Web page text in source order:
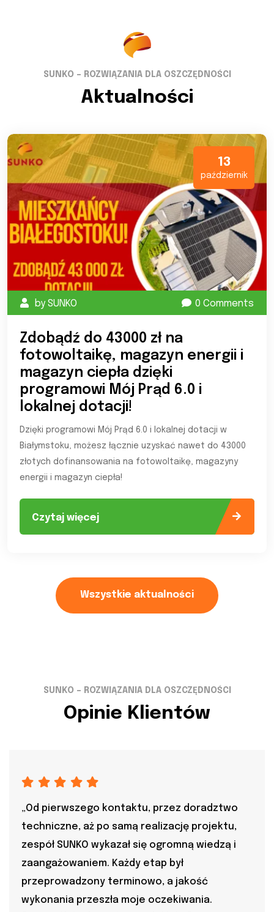
SUNKO – ROZWIĄZANIA DLA OSZCZĘDNOŚCI
Aktualności
by SUNKO 0 Comments
13
październik
Zdobądź do 43000 zł na
fotowoltaikę, magazyn energii i
magazyn ciepła dzięki
programowi Mój Prąd 6.0 i
lokalnej dotacji!
Dzięki programowi Mój Prąd 6.0 i lokalnej dotacji w
Białymstoku, możesz łącznie uzyskać nawet do 43000
złotych dofinansowania na fotowoltaikę, magazyny
energii i magazyn ciepła!
Czytaj więcej
Wszystkie aktualności
SUNKO – ROZWIĄZANIA DLA OSZCZĘDNOŚCI
Opinie Klientów
„Od pierwszego kontaktu, przez doradztwo
techniczne, aż po samą realizację projektu,
zespół SUNKO wykazał się ogromną wiedzą i
zaangażowaniem. Każdy etap był
przeprowadzony terminowo, a jakość
wykonania przeszła moje oczekiwania.